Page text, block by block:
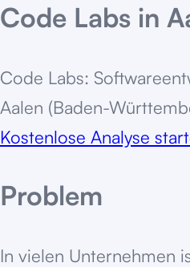
Code Labs in
Code Labs:
Aalen (Baden-
Kostenlose Analyse
Problem
In vielen Unternehmen